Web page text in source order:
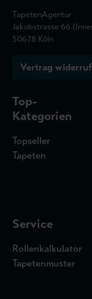
TapetenAgentur
Jakobstrasse 66
50678 Köln
Vertrag
Top-
Kategorien
Topseller
Tapeten
Service
Rollenkalkulator
Tapetenmuster